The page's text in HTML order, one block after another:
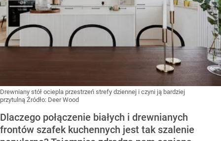
Drewniany stół ociepla przestrzeń strefy dziennej i czyni ją bardziej
przytulną Źródło: Deer Wood
Dlaczego połączenie białych i drewnianych
frontów szafek kuchennych jest tak szalenie